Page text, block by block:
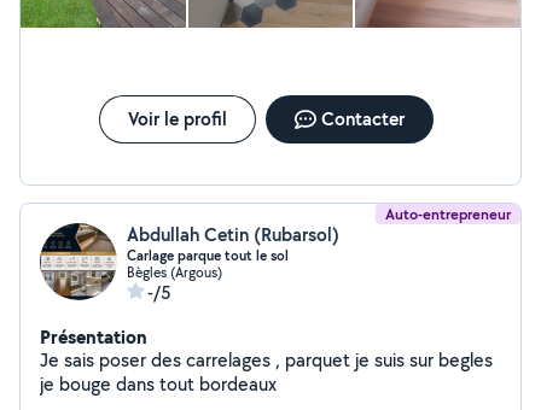
Voir le profil Contacter
Auto-entrepreneur
Abdullah Cetin (Rubarsol)
Carlage parque tout le sol
Bègles (Argous)
-/5
Présentation
Je sais poser des carrelages , parquet je suis sur begles
je bouge dans tout bordeaux